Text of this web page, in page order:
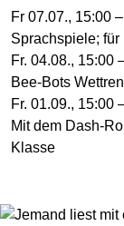
Fr 07.07., 15:00
Sprachspiele;
Fr. 04.08., 15:00
Bee-Bots
Fr. 01.09., 15:00
Mit dem Dash-
Klasse